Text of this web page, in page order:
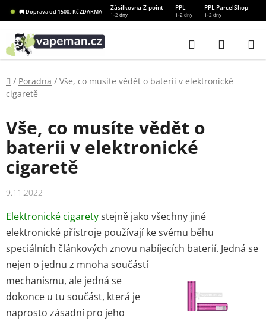
Přejít
na
obsah
🚚 Doprava od 1500,-Kč ZDARMA
Zásilkovna Z point PPL PPL ParcelShop
1-2 dny 1-2 dny 1-2 dny
Hledat
KOŠÍK
Domů
/ Poradna / Vše, co musíte vědět o baterii v elektronické
cigaretě
Vše, co musíte vědět o
baterii v elektronické
cigaretě
9.11.2022
Elektronické cigaretystejně jako všechny jiné
elektronické přístroje používají ke svému běhu
speciálních článkových znovu nabíjecích baterií. Jedná se
nejen o jednu z mnoha součástí
mechanismu, ale jedná se
dokonce u tu součást, která je
naprosto zásadní pro jeho